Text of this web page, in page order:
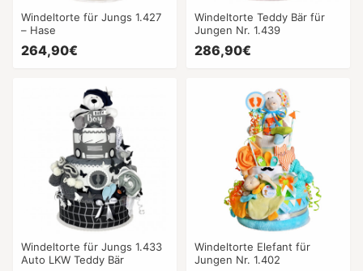
Windeltorte für Jungs 1.427
– Hase
264,90€
Windeltorte Teddy Bär für
Jungen Nr. 1.439
286,90€
Windeltorte für Jungs 1.433
Auto LKW Teddy Bär
Windeltorte Elefant für
Jungen Nr. 1.402